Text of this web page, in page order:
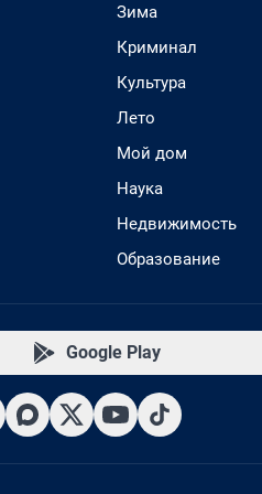
Зима
Криминал
Культура
Лето
Мой дом
Наука
Недвижимость
Образование
Google Play